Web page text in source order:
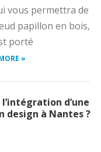
vous permettra de
papillon en bois,
porté
»
d’une
design à Nantes ?